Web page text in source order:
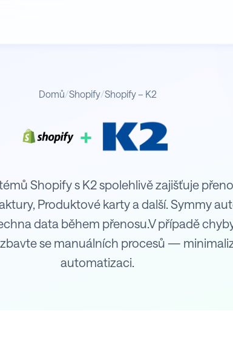
Domů/Shopify/Shopify – K2
+
Shopify s K2 spolehlivě zajišťuje
Produktové karty a další. Symmy
data během přenosu.V případě
se manuálních procesů —
automatizaci.